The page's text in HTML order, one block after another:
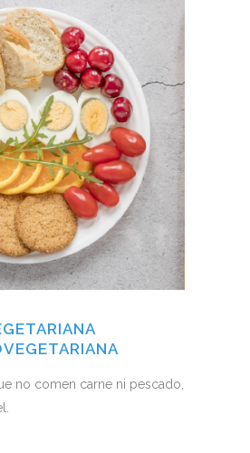
no comen carne ni pescado,